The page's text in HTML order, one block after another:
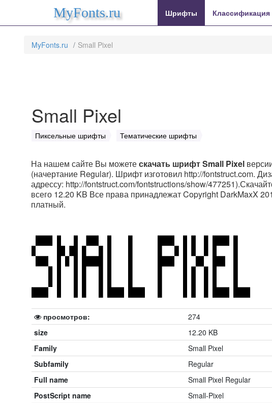
MyFonts.ru Шрифты Классификация
MyFonts.ru Small Pixel
Small Pixel
Пиксельные шрифты Тематические шрифты
На нашем сайте Вы можетескачать шрифт Small Pixel
(начертание Regular). Шрифт изготовил http://fontstruct.com.
адрессу: http://fontstruct.com/fontstructions/show/
всего 12.20 KB Все права принадлежат Copyright DarkMaxX
платный.
просмотров:
274
size
12.20 KB
Family
Small Pixel
Subfamily
Regular
Full name
Small Pixel Regular
PostScript name
Small-Pixel